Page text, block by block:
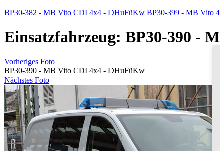
BP30-382 - MB Vito CDI 4x4 - DHuFüKw BP30-399 - MB Vito
Einsatzfahrzeug: BP30-390 -
Vorheriges Foto
BP30-390 - MB Vito CDI 4x4 - DHuFüKw
Nächstes Foto